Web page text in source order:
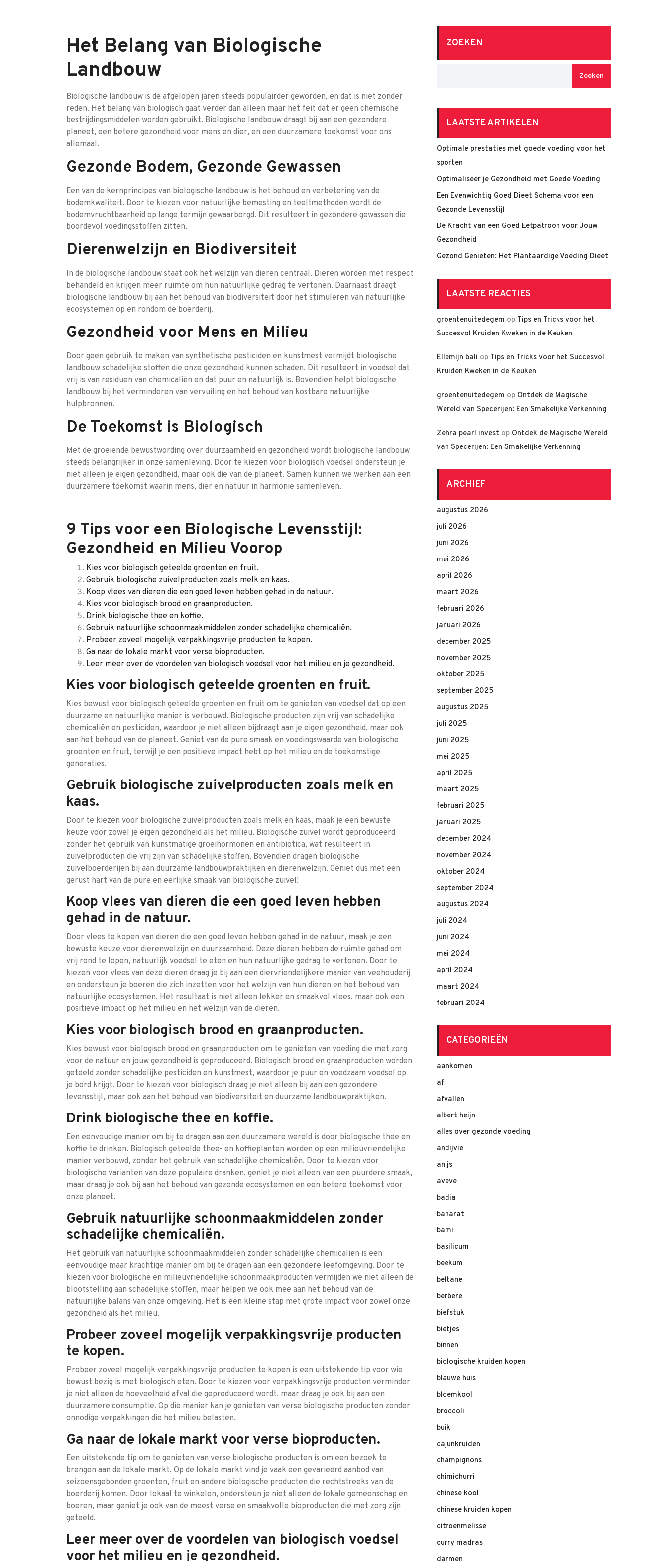
Het Belang van Biologische
Landbouw
Biologische landbouw is de afgelopen jaren steeds populairder geworden, en dat is niet zonder
reden. Het belang van biologisch gaat verder dan alleen maar het feit dat er geen chemische
bestrijdingsmiddelen worden gebruikt. Biologische landbouw draagt bij aan een gezondere
planeet, een betere gezondheid voor mens en dier, en een duurzamere toekomst voor ons
allemaal.
Gezonde Bodem, Gezonde Gewassen
Een van de kernprincipes van biologische landbouw is het behoud en verbetering van de
bodemkwaliteit. Door te kiezen voor natuurlijke bemesting en teeltmethoden wordt de
bodemvruchtbaarheid op lange termijn gewaarborgd. Dit resulteert in gezondere gewassen die
boordevol voedingsstoffen zitten.
Dierenwelzijn en Biodiversiteit
In de biologische landbouw staat ook het welzijn van dieren centraal. Dieren worden met respect
behandeld en krijgen meer ruimte om hun natuurlijke gedrag te vertonen. Daarnaast draagt
biologische landbouw bij aan het behoud van biodiversiteit door het stimuleren van natuurlijke
ecosystemen op en rondom de boerderij.
Gezondheid voor Mens en Milieu
Door geen gebruik te maken van synthetische pesticiden en kunstmest vermijdt biologische
landbouw schadelijke stoffen die onze gezondheid kunnen schaden. Dit resulteert in voedsel dat
vrij is van residuen van chemicaliën en dat puur en natuurlijk is. Bovendien helpt biologische
landbouw bij het verminderen van vervuiling en het behoud van kostbare natuurlijke
hulpbronnen.
De Toekomst is Biologisch
Met de groeiende bewustwording over duurzaamheid en gezondheid wordt biologische landbouw
steeds belangrijker in onze samenleving. Door te kiezen voor biologisch voedsel ondersteun je
niet alleen je eigen gezondheid, maar ook die van de planeet. Samen kunnen we werken aan een
duurzamere toekomst waarin mens, dier en natuur in harmonie samenleven.
9 Tips voor een Biologische Levensstijl:
Gezondheid en Milieu Voorop
Kies voor biologisch geteelde groenten en fruit.
Gebruik biologische zuivelproducten zoals melk en kaas.
Koop vlees van dieren die een goed leven hebben gehad in de natuur.
Kies voor biologisch brood en graanproducten.
Drink biologische thee en koffie.
Gebruik natuurlijke schoonmaakmiddelen zonder schadelijke chemicaliën.
Probeer zoveel mogelijk verpakkingsvrije producten te kopen.
Ga naar de lokale markt voor verse bioproducten.
Leer meer over de voordelen van biologisch voedsel voor het milieu en je gezondheid.
Kies voor biologisch geteelde groenten en fruit.
Kies bewust voor biologisch geteelde groenten en fruit om te genieten van voedsel dat op een
duurzame en natuurlijke manier is verbouwd. Biologische producten zijn vrij van schadelijke
chemicaliën en pesticiden, waardoor je niet alleen bijdraagt aan je eigen gezondheid, maar ook
aan het behoud van de planeet. Geniet van de pure smaak en voedingswaarde van biologische
groenten en fruit, terwijl je een positieve impact hebt op het milieu en de toekomstige
generaties.
Gebruik biologische zuivelproducten zoals melk en
kaas.
Door te kiezen voor biologische zuivelproducten zoals melk en kaas, maak je een bewuste
keuze voor zowel je eigen gezondheid als het milieu. Biologische zuivel wordt geproduceerd
zonder het gebruik van kunstmatige groeihormonen en antibiotica, wat resulteert in
zuivelproducten die vrij zijn van schadelijke stoffen. Bovendien dragen biologische
zuivelboerderijen bij aan duurzame landbouwpraktijken en dierenwelzijn. Geniet dus met een
gerust hart van de pure en eerlijke smaak van biologische zuivel!
Koop vlees van dieren die een goed leven hebben
gehad in de natuur.
Door vlees te kopen van dieren die een goed leven hebben gehad in de natuur, maak je een
bewuste keuze voor dierenwelzijn en duurzaamheid. Deze dieren hebben de ruimte gehad om
vrij rond te lopen, natuurlijk voedsel te eten en hun natuurlijke gedrag te vertonen. Door te
kiezen voor vlees van deze dieren draag je bij aan een diervriendelijkere manier van veehouderij
en ondersteun je boeren die zich inzetten voor het welzijn van hun dieren en het behoud van
natuurlijke ecosystemen. Het resultaat is niet alleen lekker en smaakvol vlees, maar ook een
positieve impact op het milieu en het welzijn van de dieren.
Kies voor biologisch brood en graanproducten.
Kies bewust voor biologisch brood en graanproducten om te genieten van voeding die met zorg
voor de natuur en jouw gezondheid is geproduceerd. Biologisch brood en graanproducten worden
geteeld zonder schadelijke pesticiden en kunstmest, waardoor je puur en voedzaam voedsel op
je bord krijgt. Door te kiezen voor biologisch draag je niet alleen bij aan een gezondere
levensstijl, maar ook aan het behoud van biodiversiteit en duurzame landbouwpraktijken.
Drink biologische thee en koffie.
Een eenvoudige manier om bij te dragen aan een duurzamere wereld is door biologische thee en
koffie te drinken. Biologisch geteelde thee- en koffieplanten worden op een milieuvriendelijke
manier verbouwd, zonder het gebruik van schadelijke chemicaliën. Door te kiezen voor
biologische varianten van deze populaire dranken, geniet je niet alleen van een puurdere smaak,
maar draag je ook bij aan het behoud van gezonde ecosystemen en een betere toekomst voor
onze planeet.
Gebruik natuurlijke schoonmaakmiddelen zonder
schadelijke chemicaliën.
Het gebruik van natuurlijke schoonmaakmiddelen zonder schadelijke chemicaliën is een
eenvoudige maar krachtige manier om bij te dragen aan een gezondere leefomgeving. Door te
kiezen voor biologische en milieuvriendelijke schoonmaakproducten vermijden we niet alleen de
blootstelling aan schadelijke stoffen, maar helpen we ook mee aan het behoud van de
natuurlijke balans van onze omgeving. Het is een kleine stap met grote impact voor zowel onze
gezondheid als het milieu.
Probeer zoveel mogelijk verpakkingsvrije producten
te kopen.
Probeer zoveel mogelijk verpakkingsvrije producten te kopen is een uitstekende tip voor wie
bewust bezig is met biologisch eten. Door te kiezen voor verpakkingsvrije producten verminder
je niet alleen de hoeveelheid afval die geproduceerd wordt, maar draag je ook bij aan een
duurzamere consumptie. Op die manier kan je genieten van verse biologische producten zonder
onnodige verpakkingen die het milieu belasten.
Ga naar de lokale markt voor verse bioproducten.
Een uitstekende tip om te genieten van verse biologische producten is om een bezoek te
brengen aan de lokale markt. Op de lokale markt vind je vaak een gevarieerd aanbod van
seizoensgebonden groenten, fruit en andere biologische producten die rechtstreeks van de
boerderij komen. Door lokaal te winkelen, ondersteun je niet alleen de lokale gemeenschap en
boeren, maar geniet je ook van de meest verse en smaakvolle bioproducten die met zorg zijn
geteeld.
Leer meer over de voordelen van biologisch voedsel
voor het milieu en je gezondheid.
ZOEKEN
Zoeken
LAATSTE ARTIKELEN
Optimale prestaties met goede voeding voor het
sporten
Optimaliseer je Gezondheid met Goede Voeding
Een Evenwichtig Goed Dieet Schema voor een
Gezonde Levensstijl
De Kracht van een Goed Eetpatroon voor Jouw
Gezondheid
Gezond Genieten: Het Plantaardige Voeding Dieet
LAATSTE REACTIES
groentenuitedegem op Tips en Tricks voor het
Succesvol Kruiden Kweken in de Keuken
Ellemijn bali op Tips en Tricks voor het Succesvol
Kruiden Kweken in de Keuken
groentenuitedegem op Ontdek de Magische
Wereld van Specerijen: Een Smakelijke Verkenning
Zehra pearl invest op Ontdek de Magische Wereld
van Specerijen: Een Smakelijke Verkenning
ARCHIEF
augustus 2026
juli 2026
juni 2026
mei 2026
april 2026
maart 2026
februari 2026
januari 2026
december 2025
november 2025
oktober 2025
september 2025
augustus 2025
juli 2025
juni 2025
mei 2025
april 2025
maart 2025
februari 2025
januari 2025
december 2024
november 2024
oktober 2024
september 2024
augustus 2024
juli 2024
juni 2024
mei 2024
april 2024
maart 2024
februari 2024
CATEGORIEËN
aankomen
af
afvallen
albert heijn
alles over gezonde voeding
andijvie
anijs
aveve
badia
baharat
bami
basilicum
beekum
beltane
berbere
biefstuk
bietjes
binnen
biologische kruiden kopen
blauwe huis
bloemkool
broccoli
buik
cajunkruiden
champignons
chimichurri
chinese kool
chinese kruiden kopen
citroenmelisse
curry madras